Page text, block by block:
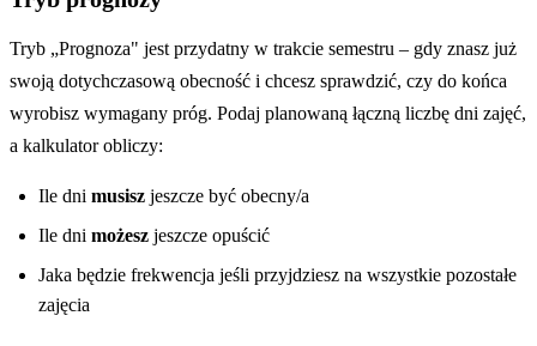
Tryb „Prognoza" jest przydatny w trakcie semestru – gdy znasz już
swoją dotychczasową obecność i chcesz sprawdzić, czy do końca
wyrobisz wymagany próg. Podaj planowaną łączną liczbę dni zajęć,
a kalkulator obliczy:
Ile dni musisz jeszcze być obecny/a
Ile dni możesz jeszcze opuścić
Jaka będzie frekwencja jeśli przyjdziesz na wszystkie pozostałe
zajęcia